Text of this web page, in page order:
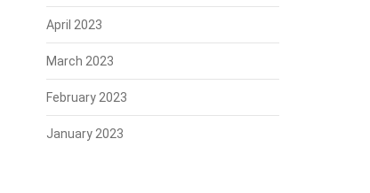
April 2023
March 2023
February 2023
January 2023